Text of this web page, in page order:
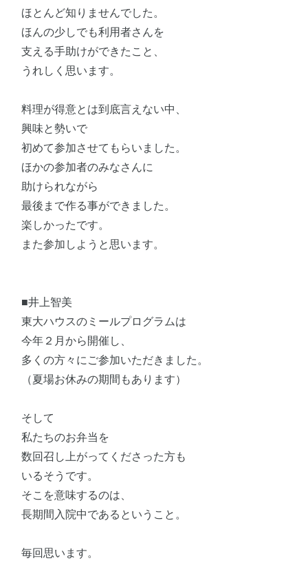
ほとんど知りませんでした。
ほんの少しでも利用者さんを
支える手助けができたこと、
うれしく思います。
料理が得意とは到底言えない中、
興味と勢いで
初めて参加させてもらいました。
ほかの参加者のみなさんに
助けられながら
最後まで作る事ができました。
楽しかったです。
また参加しようと思います。
■井上智美
東大ハウスのミールプログラムは
今年２月から開催し、
多くの方々にご参加いただきました。
（夏場お休みの期間もあります）
そして
私たちのお弁当を
数回召し上がってくださった方も
いるそうです。
そこを意味するのは、
長期間入院中であるということ。
毎回思います。